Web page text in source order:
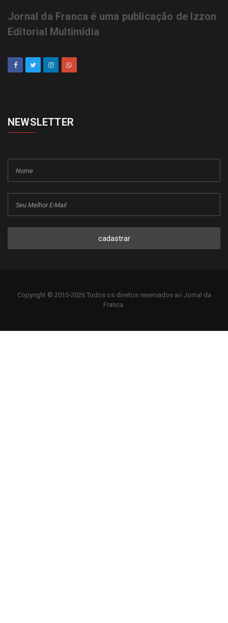
Jornal da Franca é uma publicação de Izzon
Editorial Multimídia
NEWSLETTER
cadastrar
Copyright © 2015-2026 Todos os direitos reservados ao Jornal da
Franca.